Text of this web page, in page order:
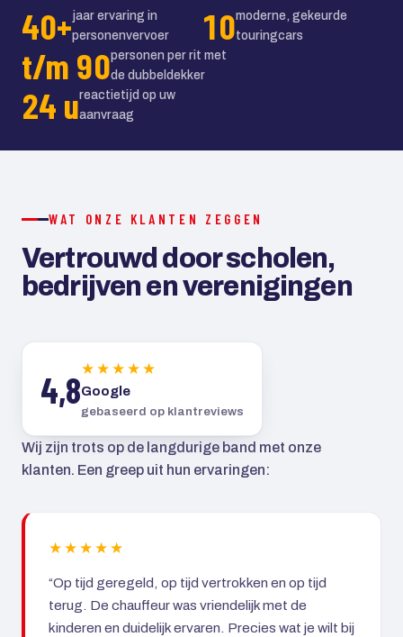
40+jaar ervaring in
personenvervoer
10moderne, gekeurde
touringcars
t/m 90personen per rit met
de dubbeldekker
24 ureactietijd op uw
aanvraag
WAT ONZE KLANTEN ZEGGEN
Vertrouwd door scholen,
bedrijven en verenigingen
4,8★★★★★
Google
gebaseerd op klantreviews
Wij zijn trots op de langdurige band met onze
klanten. Een greep uit hun ervaringen:
★★★★★
“Op tijd geregeld, op tijd vertrokken en op tijd
terug. De chauffeur was vriendelijk met de
kinderen en duidelijk ervaren. Precies wat je wilt bij